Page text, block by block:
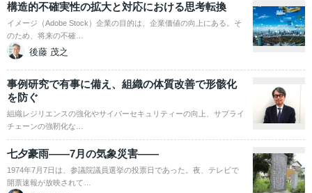
構造的不確実性の拡大と対応における思考転換
イメージ（Adobe Stock）企業の目的は、企業価値の向上にある。そ
のため、将来の不確…
後藤 茂之
事例研究で有事に備え、組織の体質改善で形骸化
を防ぐ
組織レジリエンスの強化やサイバーセキュリティーの向上、サプライ
チェーンの強靭化な…
七夕豪雨――7月の気象災害――
1974年7月7日は、参議院議員選挙の投票日であった。夜、テレビで
開票速報が放映されて…